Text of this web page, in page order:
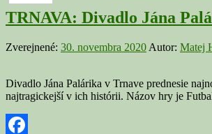
TRNAVA: Divadlo Jána
Zverejnené: 30. novembra 2020 Autor: Matej
Divadlo Jána Palárika v Trnave prednesie
najtragickejší v ich histórii. Názov hry je